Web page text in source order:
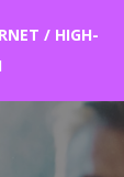
/ HIGH-